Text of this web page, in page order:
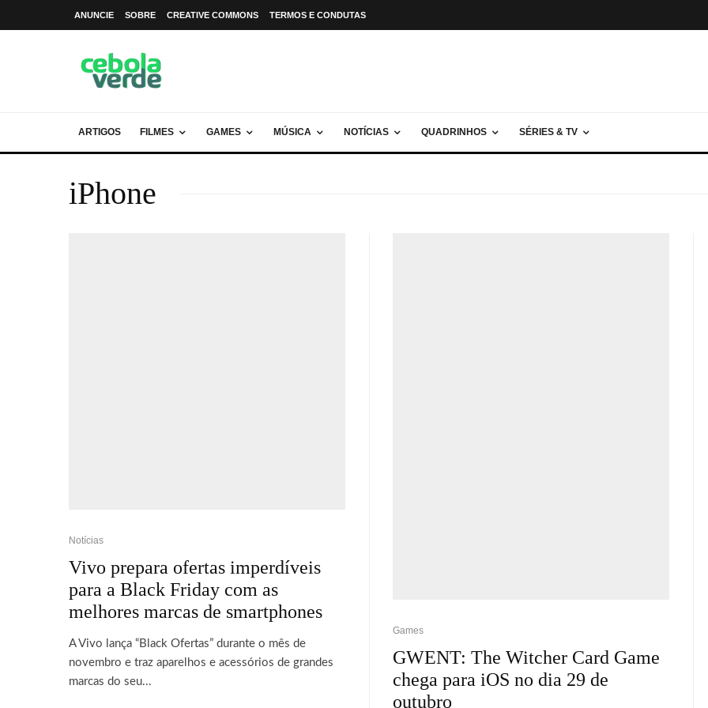
ANUNCIE SOBRE CREATIVE COMMONS TERMOS E CONDUTAS
ARTIGOS FILMES GAMES MÚSICA NOTÍCIAS QUADRINHOS SÉRIES & TV
iPhone
Notícias
Vivo prepara ofertas imperdíveis
para a Black Friday com as
melhores marcas de smartphones
A Vivo lança “Black Ofertas” durante o mês de
novembro e traz aparelhos e acessórios de grandes
marcas do seu...
Games
GWENT: The Witcher Card Game
chega para iOS no dia 29 de
outubro